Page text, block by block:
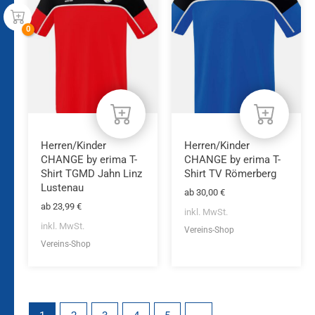
Produkt
weist
mehrere
Varianten
können
Produktseite
gewählt
werden
Herren/Kinder
CHANGE by erima T-
Shirt TGMD Jahn Linz
Lustenau
ab 23,99 €
inkl. MwSt.
Vereins-Shop
Produkt
weist
mehrere
Varianten
auf
Produktseite
gewählt
werden
Herren/Kinder
CHANGE by erima T-
Shirt TV Römerberg
ab 30,00 €
inkl. MwSt.
Vereins-Shop